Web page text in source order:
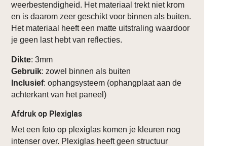
weerbestendigheid. Het materiaal trekt niet krom
en is daarom zeer geschikt voor binnen als buiten.
Het materiaal heeft een matte uitstraling waardoor
je geen last hebt van reflecties.
Dikte: 3mm
Gebruik: zowel binnen als buiten
Inclusief: ophangsysteem (ophangplaat aan de
achterkant van het paneel)
Afdruk op Plexiglas
Met een foto op plexiglas komen je kleuren nog
intenser over. Plexiglas heeft geen structuur